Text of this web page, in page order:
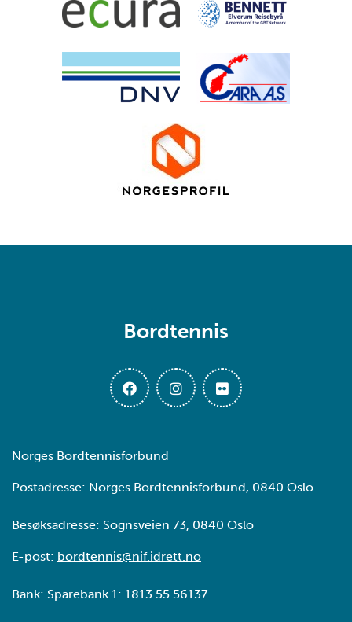
Bordtennis
Norges Bordtennisforbund
Postadresse: Norges Bordtennisforbund, 0840 Oslo
Besøksadresse: Sognsveien 73, 0840 Oslo
E-post: bordtennis@nif.idrett.no
Bank: Sparebank 1: 1813 55 56137